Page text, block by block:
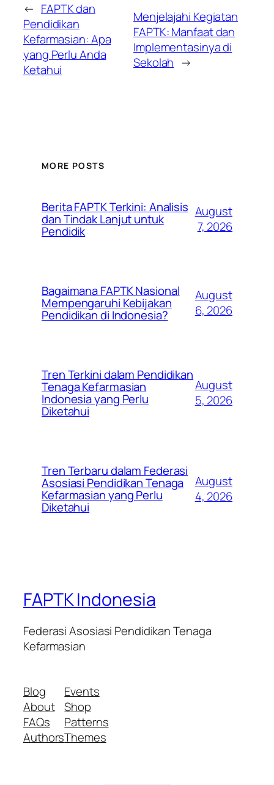
← FAPTK dan
Pendidikan
Kefarmasian: Apa
yang Perlu Anda
Ketahui
Menjelajahi Kegiatan
FAPTK: Manfaat dan
Implementasinya di
Sekolah →
MORE POSTS
Berita FAPTK Terkini: Analisis
dan Tindak Lanjut untuk
Pendidik
August
7, 2026
Bagaimana FAPTK Nasional
Mempengaruhi Kebijakan
Pendidikan di Indonesia?
August
6, 2026
Tren Terkini dalam Pendidikan
Tenaga Kefarmasian
Indonesia yang Perlu
Diketahui
August
5, 2026
Tren Terbaru dalam Federasi
Asosiasi Pendidikan Tenaga
Kefarmasian yang Perlu
Diketahui
August
4, 2026
FAPTK Indonesia
Federasi Asosiasi Pendidikan Tenaga
Kefarmasian
Blog
About
FAQs
Authors
Events
Shop
Patterns
Themes